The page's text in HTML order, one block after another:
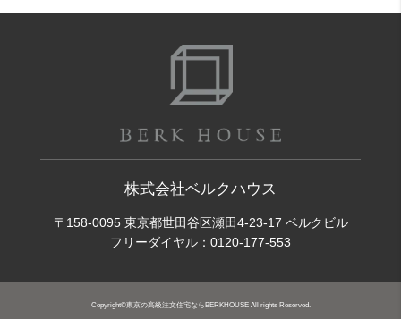
株式会社ベルクハウス
〒158-0095 東京都世田谷区瀬田4-23-17 ベルクビル
フリーダイヤル： 0120-177-553
Copyright©東京の高級注文住宅ならBERKHOUSE All rights Reserved.